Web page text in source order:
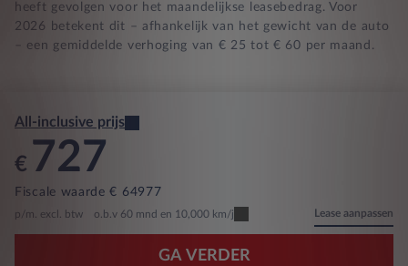
heeft gevolgen voor het maandelijkse leasebedrag. Voor
2026 betekent dit – afhankelijk van het gewicht van de auto
– een gemiddelde verhoging van € 25 tot € 60 per maand.
All-inclusive prijs
€ 727
Fiscale waarde € 64977
p/m. excl. btw o.b.v 60 mnd en 10,000 km/j Lease aanpassen
GA VERDER